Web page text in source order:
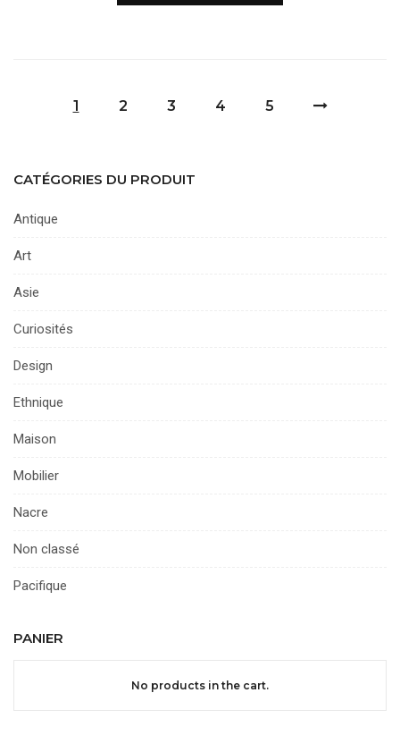
1 2 3 4 5
CATÉGORIES DU PRODUIT
Antique
Art
Asie
Curiosités
Design
Ethnique
Maison
Mobilier
Nacre
Non classé
Pacifique
PANIER
No products in the cart.